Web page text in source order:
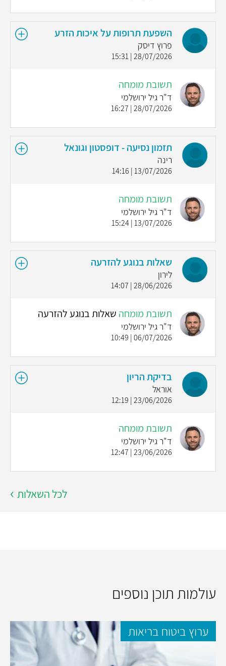
השפעת תרופות על איכות הזרע
פרוץ דיסק
28/07/2026 | 15:31
תשובת מומחה
ד"ר גיל ירושלמי
28/07/2026 | 16:27
תזמון נסיעה - דופסטון וגונאל
רינה
13/07/2026 | 14:16
תשובת מומחה
ד"ר גיל ירושלמי
13/07/2026 | 15:24
שאלות בנוגע להזרעה
לירון
28/06/2026 | 14:07
תשובת מומחה שאלות בנוגע להזרעה
ד"ר גיל ירושלמי
06/07/2026 | 10:49
בדיקת הריון
אוראל
23/06/2026 | 12:19
תשובת מומחה
ד"ר גיל ירושלמי
23/06/2026 | 12:47
לכל השאלות
עולמות תוכן נוספים
ערוץ ביטוח בריאות